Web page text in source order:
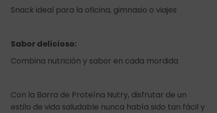
Snack ideal para la oficina, gimnasio o viajes
Sabor delicioso:
Combina nutrición y sabor en cada mordida
Con la Barra de Proteína Nutry, disfrutar de un
estilo de vida saludable nunca había sido tan fácil y